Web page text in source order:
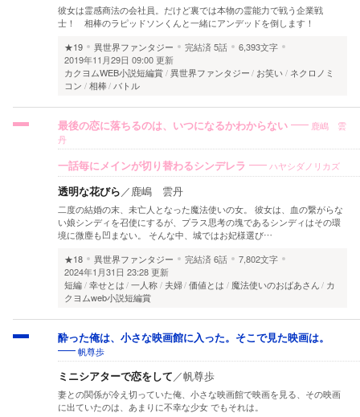
彼女は霊感商法の会社員。だけど裏では本物の霊能力で戦う企業戦
士！ 相棒のラピッドソンくんと一緒にアンデッドを倒します！
★19
異世界ファンタジー 完結済5話
6,393文字
2019年11月29日 09:00 更新
カクヨムWEB小説短編賞 異世界ファンタジー お笑い
ネクロノミ
コン
相棒 バトル
最後の恋に落ちるのは、いつになるかわからない
鹿嶋 雲
丹
一話毎にメインが切り替わるシンデレラ ハヤシダノリカズ
透明な花びら ／ 鹿嶋 雲丹
二度の結婚の末、未亡人となった魔法使いの女。 彼女は、血の繋がらな
い娘シンディを召使にするが、プラス思考の塊であるシンディはその環
境に微塵も凹まない。 そんな中、城ではお妃様選び…
★18
異世界ファンタジー 完結済6話
7,802文字
2024年1月31日 23:28 更新
短編 幸せとは 一人称 夫婦 価値とは 魔法使いのおばあさん
カ
クヨムweb小説短編賞
酔った俺は、小さな映画館に入った。そこで見た映画は。
帆尊歩
ミニシアターで恋をして ／帆尊歩
妻との関係が冷え切っていた俺、小さな映画館で映画を見る、その映画
に出ていたのは、あまりに不幸な少女 でもそれは。